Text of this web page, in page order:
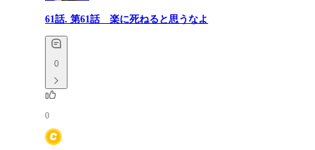
61話. 第61話 楽に死ねると思うなよ
0
0